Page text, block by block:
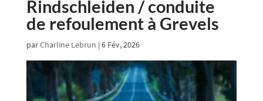
Rindschleiden / conduite
de refoulement à Grevels
parCharline Lebrun | 6 Fév, 2026